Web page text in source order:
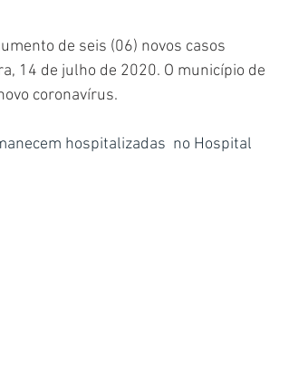
Meio Ambiente e Turismo
Cidadania Festival do Coco
de seis (06) novos casos
14 de julho de 2020. O município de
coronavírus.
hospitalizadas  no Hospital